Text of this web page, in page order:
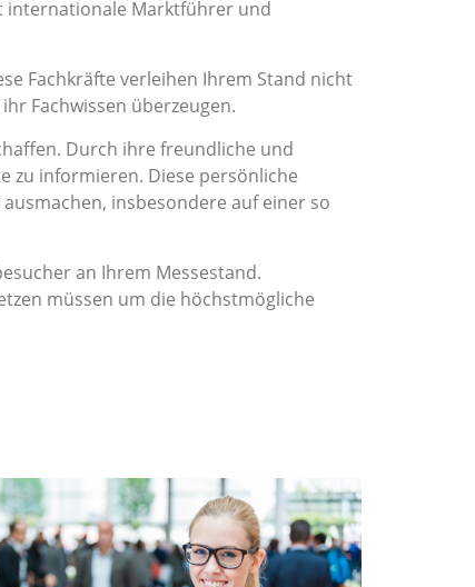
internationale Marktführer und
Fachkräfte verleihen Ihrem Stand nicht
Fachwissen überzeugen.
Durch ihre freundliche und
zu informieren. Diese persönliche
insbesondere auf einer so
an Ihrem Messestand.
müssen um die höchstmögliche